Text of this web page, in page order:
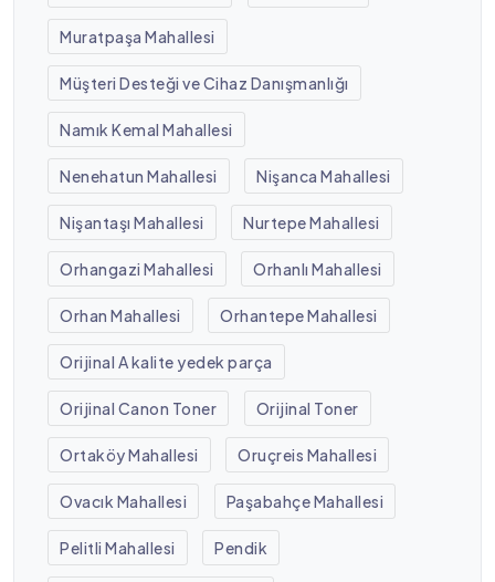
Muratpaşa Mahallesi
Müşteri Desteği ve Cihaz Danışmanlığı
Namık Kemal Mahallesi
Nenehatun Mahallesi Nişanca Mahallesi
Nişantaşı Mahallesi Nurtepe Mahallesi
Orhangazi Mahallesi Orhanlı Mahallesi
Orhan Mahallesi Orhantepe Mahallesi
Orijinal A kalite yedek parça
Orijinal Canon Toner Orijinal Toner
Ortaköy Mahallesi Oruçreis Mahallesi
Ovacık Mahallesi Paşabahçe Mahallesi
Pelitli Mahallesi Pendik